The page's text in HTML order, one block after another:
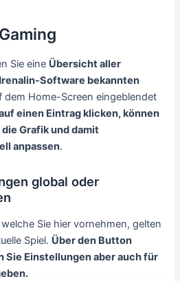
Sie eine Übersicht aller
Software bekannten
dem Home-Screen eingeblendet
einen Eintrag klicken, können
Grafik und damit
anpassen.
global oder
Sie hier vornehmen, gelten
Spiel. Über den Button
Sie Einstellungen aber auch für